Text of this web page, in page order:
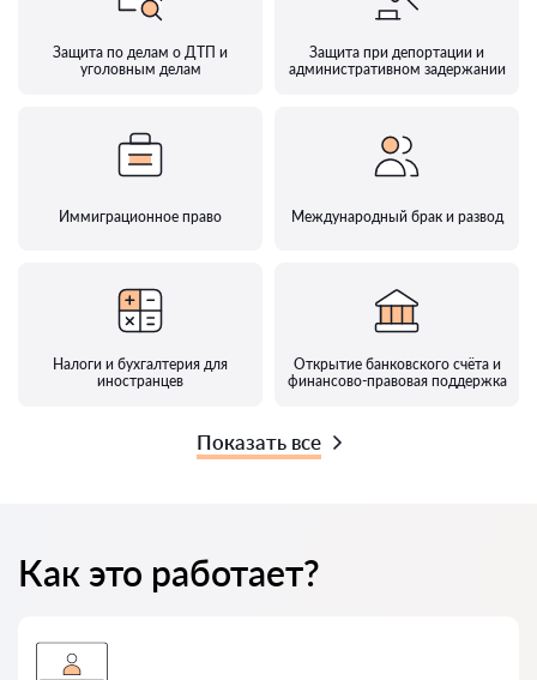
Защита по делам о ДТП и
уголовным делам
Защита при депортации и
административном задержании
Иммиграционное право Международный брак и развод
Налоги и бухгалтерия для
иностранцев
Открытие банковского счёта и
финансово-правовая поддержка
Показать все
Как это работает?